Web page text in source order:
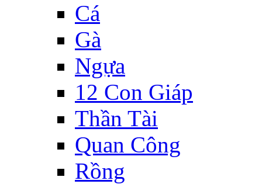
Cá
Gà
Ngựa
12 Con Giáp
Thần Tài
Quan Công
Rồng